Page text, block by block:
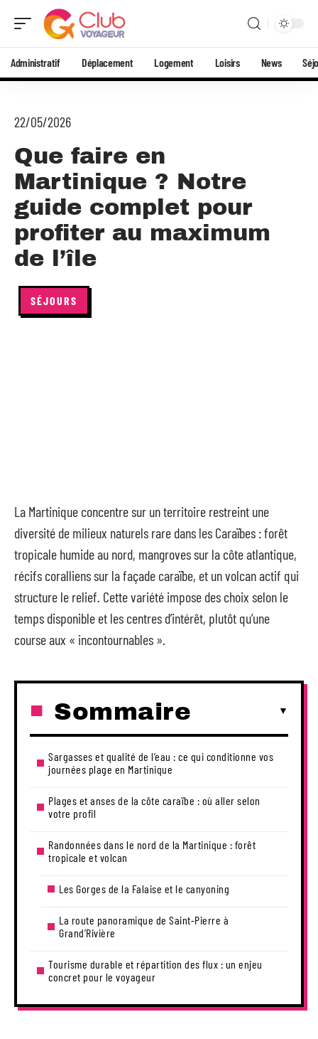
Administratif Déplacement Logement Loisirs News
22/05/2026
Que faire en
Martinique ? Notre
guide complet pour
profiter au maximum
de l’île
SÉJOURS
La Martinique concentre sur un territoire restreint une
diversité de milieux naturels rare dans les Caraïbes : forêt
tropicale humide au nord, mangroves sur la côte atlantique,
récifs coralliens sur la façade caraïbe, et un volcan actif qui
structure le relief. Cette variété impose des choix selon le
temps disponible et les centres d’intérêt, plutôt qu’une
course aux « incontournables ».
Sommaire
Sargasses et qualité de l’eau : ce qui conditionne vos
journées plage en Martinique
Plages et anses de la côte caraïbe : où aller selon
votre profil
Randonnées dans le nord de la Martinique : forêt
tropicale et volcan
Les Gorges de la Falaise et le canyoning
La route panoramique de Saint-Pierre à
Grand’Rivière
Tourisme durable et répartition des flux : un enjeu
concret pour le voyageur